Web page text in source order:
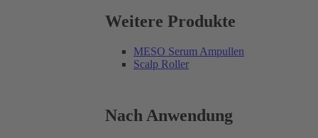
Weitere Produkte
MESO Serum Ampullen
Scalp Roller
Nach Anwendung